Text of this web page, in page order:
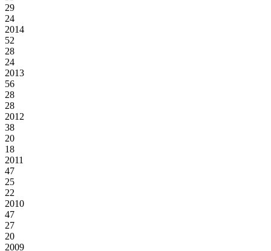
29
24
2014
52
28
24
2013
56
28
28
2012
38
20
18
2011
47
25
22
2010
47
27
20
2009